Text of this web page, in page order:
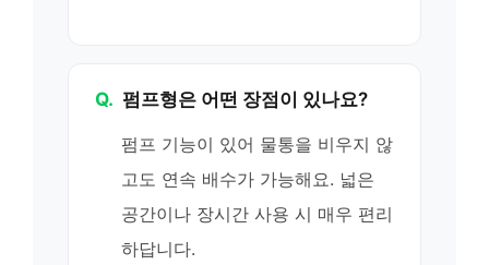
Q. 펌프형은 어떤 장점이 있나요?
펌프 기능이 있어 물통을 비우지 않
고도 연속 배수가 가능해요. 넓은
공간이나 장시간 사용 시 매우 편리
하답니다.